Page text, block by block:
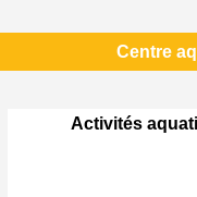
Centre
Activités